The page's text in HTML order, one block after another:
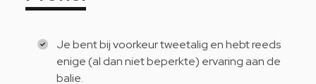
Je bent bij voorkeur tweetalig en hebt reeds
enige (al dan niet beperkte) ervaring aan de
balie.